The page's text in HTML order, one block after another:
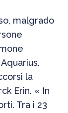
malgrado
la
Erin. « In
Tra i 23